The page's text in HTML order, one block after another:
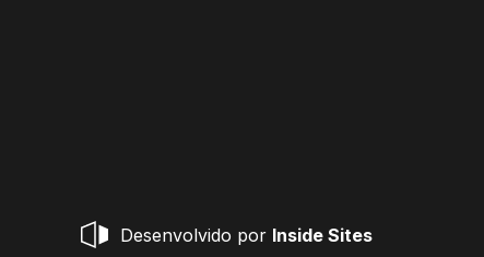
Desenvolvido por Inside Sites